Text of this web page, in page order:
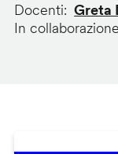
Docenti
Greta
In